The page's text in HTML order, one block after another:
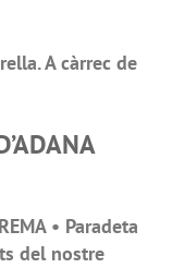
A càrrec de
• Paradeta
del nostre